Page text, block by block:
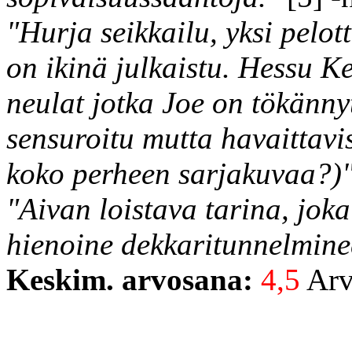
"Hurja seikkailu, yksi
on ikinä julkaistu. Hessu
neulat jotka Joe on
sensuroitu mutta
koko perheen
"Aivan loistava tarina,
hienoine
Keskim. arvosana: 4,5